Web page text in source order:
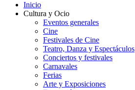
Inicio
Cultura y Ocio
Eventos generales
Cine
Festivales de Cine
Teatro, Danza y Espectáculos
Conciertos y festivales
Carnavales
Ferias
Arte y Exposiciones